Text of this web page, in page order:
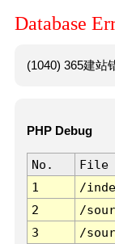
Database
(1040) 365建站
PHP Debug
No. File
1
/
2
/
3
/